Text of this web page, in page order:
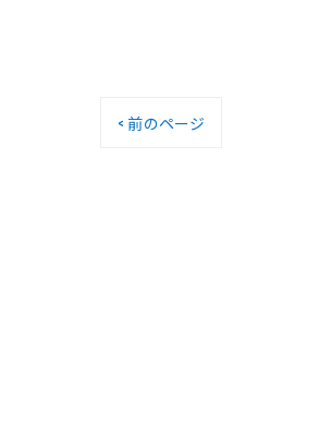
< 前のページ